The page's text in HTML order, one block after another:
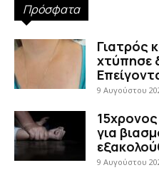
Πρόσφατα
Γιατρός
χτύπησε
9 Αυγούστου
για
9 Αυγούστου